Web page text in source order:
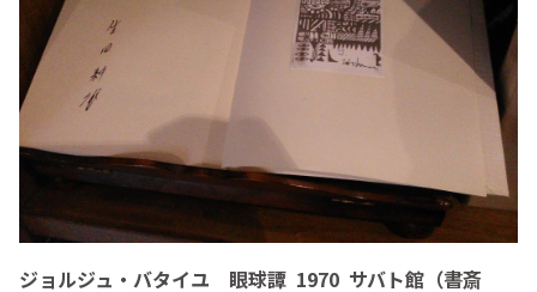
ジョルジュ・バタイユ 眼球譚 1970 サバト館（書斎